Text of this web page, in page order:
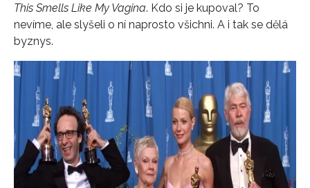
INFORMACE
REDAKCE
This Smells Like My Vagina. Kdo si je kupoval? To
nevíme, ale slyšeli o ní naprosto všichni. A i tak se dělá
byznys.